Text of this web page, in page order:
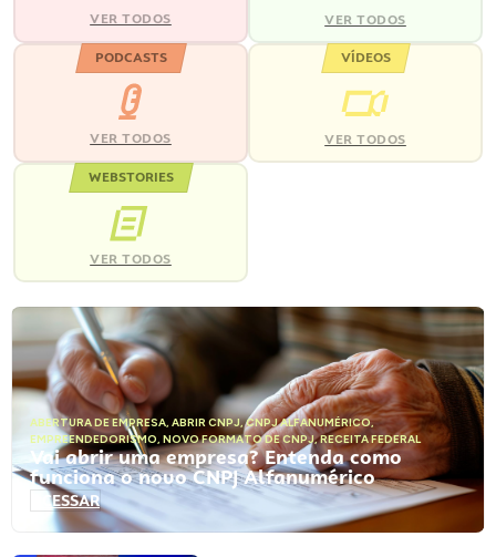
VER TODOS VER TODOS
PODCASTS
VER TODOS
VÍDEOS
VER TODOS
WEBSTORIES
VER TODOS
ABERTURA DE EMPRESA, ABRIR CNPJ,CNPJ ALFANUMÉRICO,
EMPREENDEDORISMO, NOVO FORMATO DE CNPJ,RECEITA FEDERAL
Vai abrir uma empresa? Entenda como
funciona o novo CNPJ Alfanumérico
ACESSAR